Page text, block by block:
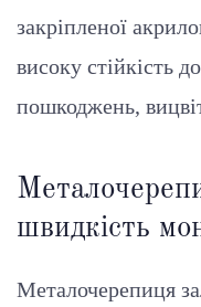
закріпленої
високу стійкість
пошкоджень,
швидкість
Металочерепиця